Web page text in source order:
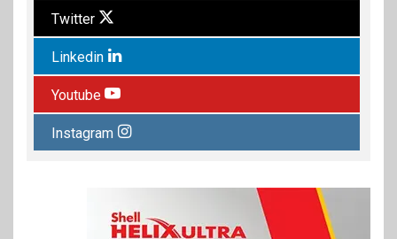
Twitter
Linkedin
Youtube
Instagram